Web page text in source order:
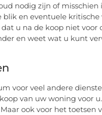
nodig zijn of misschien
en eventuele kritische
u na de koop niet voor
en weet wat u kunt
voor veel andere
van uw woning voor
ook voor het toetsen